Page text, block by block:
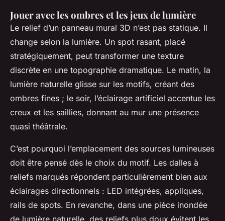
Jouer avec les ombres et les jeux de lumière
Le relief d’un panneau mural 3D n’est pas statique. Il
change selon la lumière. Un spot rasant, placé
stratégiquement, peut transformer une texture
discrète en une topographie dramatique. Le matin, la
lumière naturelle glisse sur les motifs, créant des
ombres fines ; le soir, l’éclairage artificiel accentue les
creux et les saillies, donnant au mur une présence
quasi théâtrale.
C’est pourquoi l’emplacement des sources lumineuses
doit être pensé dès le choix du motif. Les dalles à
reliefs marqués répondent particulièrement bien aux
éclairages directionnels : LED intégrées, appliques,
rails de spots. En revanche, dans une pièce inondée